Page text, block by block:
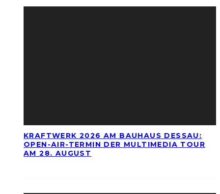
KRAFTWERK 2026 AM BAUHAUS DESSAU:
OPEN-AIR-TERMIN DER MULTIMEDIA TOUR
AM 28. AUGUST